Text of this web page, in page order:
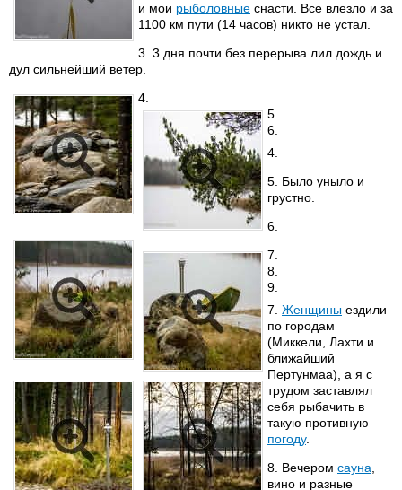
и мои рыболовные снасти. Все влезло и за
1100 км пути (14 часов) никто не устал.
3. 3 дня почти без перерыва лил дождь и
дул сильнейший ветер.
4.
5.
6.
4.
5. Было уныло и
грустно.
6.
7.
8.
9.
7. Женщины ездили
по городам
(Миккели, Лахти и
ближайший
Пертунмаа), а я с
трудом заставлял
себя рыбачить в
такую противную
погоду.
8. Вечером сауна
вино и разные